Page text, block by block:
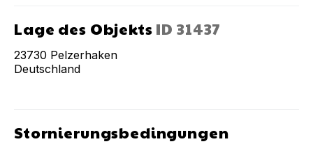
Lage des Objekts ID31437
23730 Pelzerhaken
Deutschland
Stornierungsbedingungen